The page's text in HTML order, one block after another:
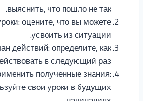
выяснить, что пошло не так.
оцените, что вы можете
усвоить из ситуации.
действий: определите, как
в следующий раз.
полученные знания:
свои уроки в будущих